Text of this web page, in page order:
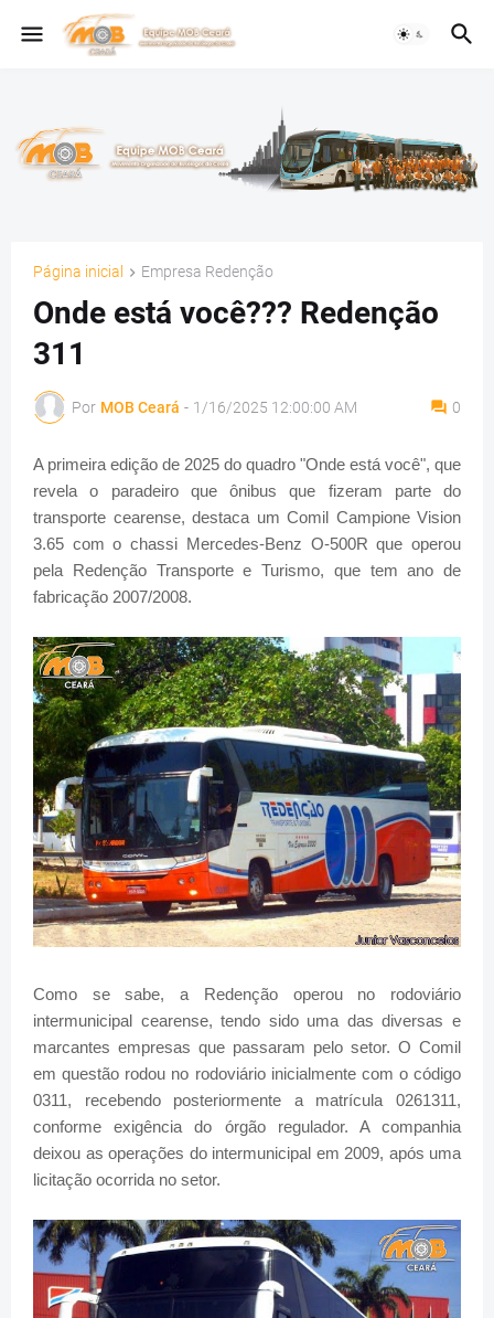
Página inicial Empresa Redenção
Onde está você??? Redenção
311
Por MOB Ceará - 1/16/2025 12:00:00 AM 0
A primeira edição de 2025 do quadro "Onde está você", que
revela o paradeiro que ônibus que fizeram parte do
transporte cearense, destaca um Comil Campione Vision
3.65 com o chassi Mercedes-Benz O-500R que operou
pela Redenção Transporte e Turismo, que tem ano de
fabricação 2007/2008.
Como se sabe, a Redenção operou no rodoviário
intermunicipal cearense, tendo sido uma das diversas e
marcantes empresas que passaram pelo setor. O Comil
em questão rodou no rodoviário inicialmente com o código
0311, recebendo posteriormente a matrícula 0261311,
conforme exigência do órgão regulador. A companhia
deixou as operações do intermunicipal em 2009, após uma
licitação ocorrida no setor.